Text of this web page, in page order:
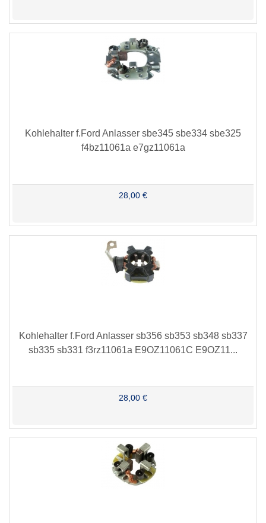
Kohlehalter f.Ford Anlasser sbe345 sbe334 sbe325
f4bz11061a e7gz11061a
28,00 €
Kohlehalter f.Ford Anlasser sb356 sb353 sb348 sb337
sb335 sb331 f3rz11061a E9OZ11061C E9OZ11...
28,00 €